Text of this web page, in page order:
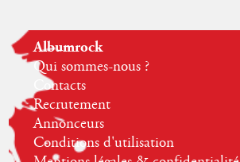
Albumrock
Qui sommes-nous ?
Contacts
Recrutement
Annonceurs
Conditions d'utilisation